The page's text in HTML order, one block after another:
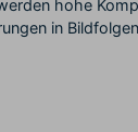
hohe
in